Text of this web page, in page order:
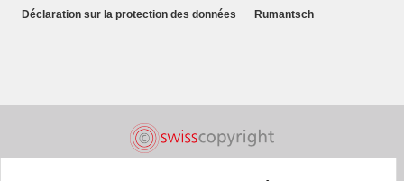
Déclaration sur la protection des données
Rumantsch